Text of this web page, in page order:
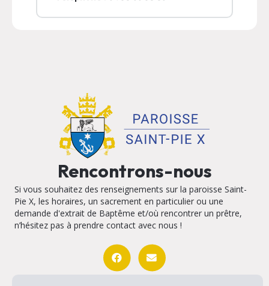
Rencontrons-nous
Si vous souhaitez des renseignements sur la paroisse Saint-
Pie X, les horaires, un sacrement en particulier ou une
demande d'extrait de Baptême et/où rencontrer un prêtre,
n’hésitez pas à prendre contact avec nous !